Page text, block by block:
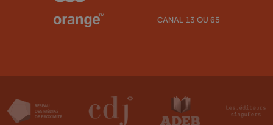
CANAL 13 OU 65